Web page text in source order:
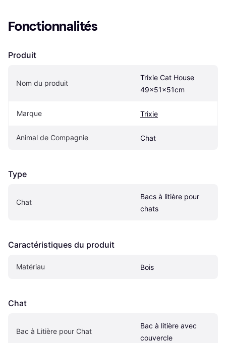
Fonctionnalités
Produit
Nom du produit
Trixie Cat House
49x51x51cm
Marque Trixie
Animal de Compagnie Chat
Type
Chat
Bacs à litière pour
chats
Caractéristiques du produit
Matériau Bois
Chat
Bac à Litière pour Chat
Bac à litière avec
couvercle